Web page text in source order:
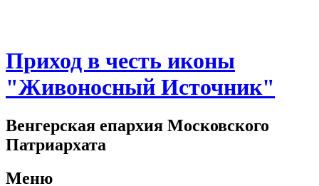
Приход в честь иконы
"Живоносный Источник"
Венгерская епархия Московского
Патриархата
Меню